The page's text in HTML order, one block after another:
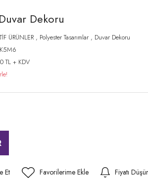
Dekoru
ÜRÜNLER , Polyester Tasarımlar , Duvar Dekoru
TL + KDV
Et Fiyatı